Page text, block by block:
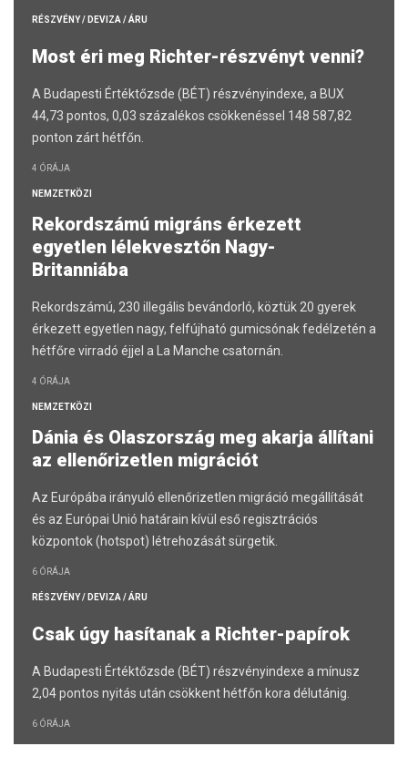
RÉSZVÉNY / DEVIZA / ÁRU
Most éri meg Richter-részvényt venni?
A Budapesti Értéktőzsde (BÉT) részvényindexe, a BUX
44,73 pontos, 0,03 százalékos csökkenéssel 148 587,82
ponton zárt hétfőn.
4 ÓRÁJA
NEMZETKÖZI
Rekordszámú migráns érkezett
egyetlen lélekvesztőn Nagy-
Britanniába
Rekordszámú, 230 illegális bevándorló, köztük 20 gyerek
érkezett egyetlen nagy, felfújható gumicsónak fedélzetén a
hétfőre virradó éjjel a La Manche csatornán.
4 ÓRÁJA
NEMZETKÖZI
Dánia és Olaszország meg akarja állítani
az ellenőrizetlen migrációt
Az Európába irányuló ellenőrizetlen migráció megállítását
és az Európai Unió határain kívül eső regisztrációs
központok (hotspot) létrehozását sürgetik.
6 ÓRÁJA
RÉSZVÉNY / DEVIZA / ÁRU
Csak úgy hasítanak a Richter-papírok
A Budapesti Értéktőzsde (BÉT) részvényindexe a mínusz
2,04 pontos nyitás után csökkent hétfőn kora délutánig.
6 ÓRÁJA